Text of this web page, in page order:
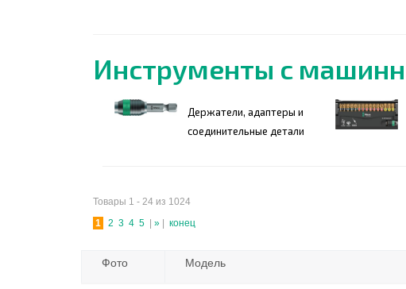
Инструменты с
Держатели, адаптеры и
соединительные детали
Товары 1 - 24 из 1024
1
2 3 4 5 » конец
Фото Модель